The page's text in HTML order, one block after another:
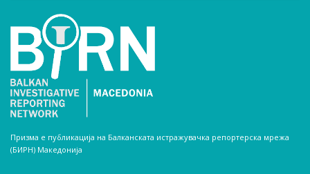
Призма е публикација на Балканската истражувачка репортерска мрежа
(БИРН) Македонија